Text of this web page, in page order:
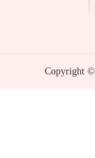
Copyright